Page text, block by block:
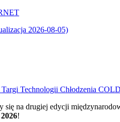
2026-08-05)
Technologii Chłodzenia
się na drugiej edycji
!